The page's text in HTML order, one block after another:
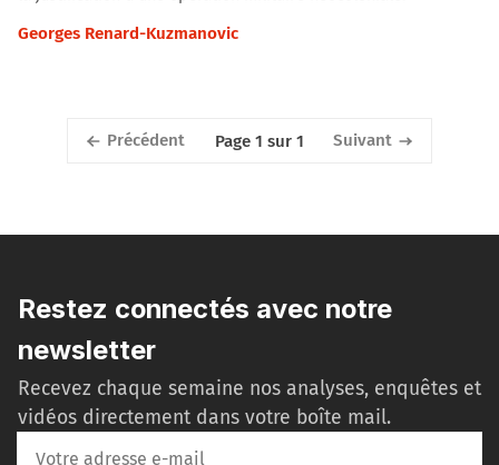
Georges Renard-Kuzmanovic
Précédent Page 1 sur 1 Suivant
Restez connectés avec notre
newsletter
Recevez chaque semaine nos analyses, enquêtes et
vidéos directement dans votre boîte mail.